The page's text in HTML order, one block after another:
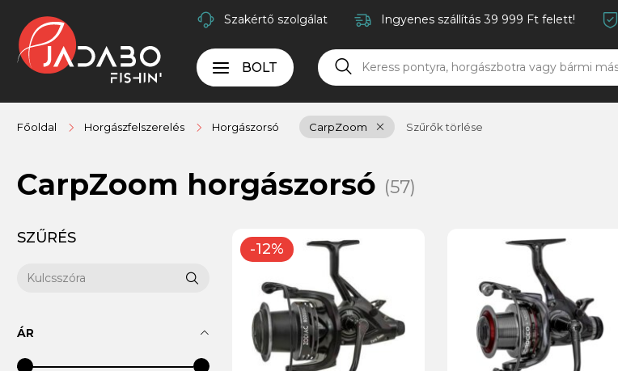
Szakértő szolgálat Ingyenes szállítás 39 999 Ft felett!
BOLT
Főoldal Horgászfelszerelés Horgászorsó CarpZoom Szűrők törlése
CarpZoom horgászorsó (57)
SZŰRÉS
ÁR
-12%